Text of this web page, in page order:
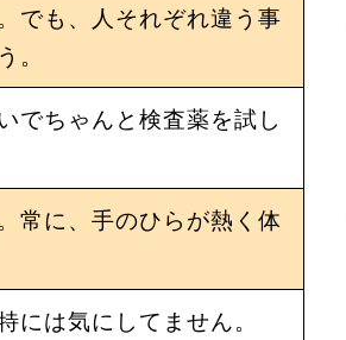
でも、人それぞれ違う事
でちゃんと検査薬を試し
常に、手のひらが熱く体
は気にしてません。